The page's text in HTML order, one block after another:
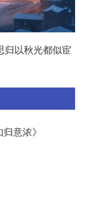
归以秋光都似宦
意浓》